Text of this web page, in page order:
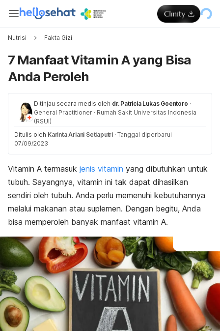
Nutrisi Fakta Gizi
7 Manfaat Vitamin A yang Bisa
Anda Peroleh
Ditinjau secara medis oleh dr. Patricia Lukas Goentoro ·
General Practitioner · Rumah Sakit Universitas Indonesia
(RSUI)
Ditulis oleh Karinta Ariani Setiaputri · Tanggal diperbarui
07/09/2023
Vitamin A termasuk jenis vitamin yang dibutuhkan untuk
tubuh. Sayangnya, vitamin ini tak dapat dihasilkan
sendiri oleh tubuh. Anda perlu memenuhi kebutuhannya
melalui makanan atau suplemen. Dengan begitu, Anda
bisa memperoleh banyak manfaat vitamin A.